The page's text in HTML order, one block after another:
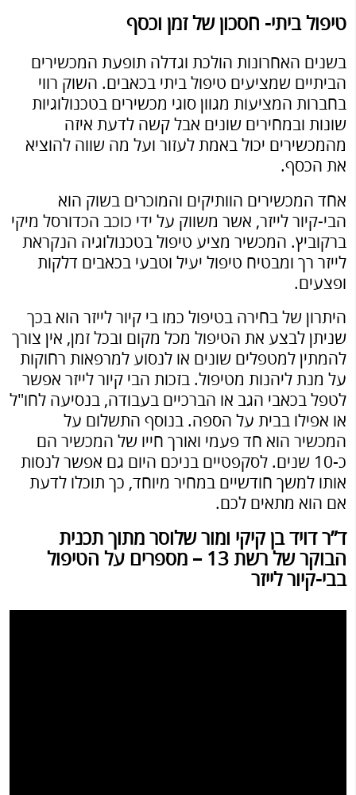
טיפול ביתי- חסכון של זמן וכסף
בשנים האחרונות הולכת וגדלה תופעת המכשירים
הביתיים שמציעים טיפול ביתי בכאבים. השוק רווי
בחברות המציעות מגוון סוגי מכשירים בטכנולוגיות
שונות ובמחירים שונים אבל קשה לדעת איזה
מהמכשירים יכול באמת לעזור ועל מה שווה להוציא
את הכסף.
אחד המכשירים הוותיקים והמוכרים בשוק הוא
הבי-קיור לייזר, אשר משווק על ידי כוכב הכדורסל מיקי
ברקוביץ. המכשיר מציע טיפול בטכנולוגיה הנקראת
לייזר רך ומבטיח טיפול יעיל וטבעי בכאבים דלקות
ופצעים.
היתרון של בחירה בטיפול כמו בי קיור לייזר הוא בכך
שניתן לבצע את הטיפול מכל מקום ובכל זמן, אין צורך
להמתין למטפלים שונים או לנסוע למרפאות רחוקות
על מנת ליהנות מטיפול. בזכות הבי קיור לייזר אפשר
לטפל בכאבי הגב או הברכיים בעבודה, בנסיעה לחו"ל
או אפילו בבית על הספה. בנוסף התשלום על
המכשיר הוא חד פעמי ואורך חייו של המכשיר הם
כ-10 שנים. לסקפטיים בניכם היום גם אפשר לנסות
אותו למשך חודשיים במחיר מיוחד, כך תוכלו לדעת
אם הוא מתאים לכם.
ד”ר דויד בן קיקי ומור שלוסר מתוך תכנית
הבוקר של רשת 13 – מספרים על הטיפול
בבי-קיור לייזר